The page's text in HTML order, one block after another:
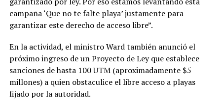
campaña ‘Que no te falte playa’ justamente para
garantizar este derecho de acceso libre”.
En la actividad, el ministro Ward también anunció el
próximo ingreso de un Proyecto de Ley que establece
sanciones de hasta 100 UTM (aproximadamente $5
millones) a quien obstaculice el libre acceso a playas
fijado por la autoridad.